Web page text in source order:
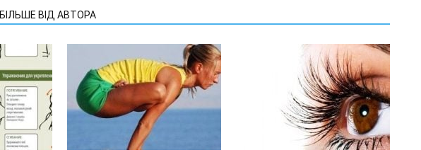
БІЛЬШЕ ВІД АВТОРА